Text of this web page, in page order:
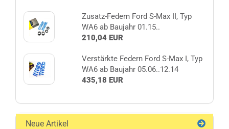
Zusatz-Federn Ford S-Max II, Typ
WA6 ab Baujahr 01.15..
210,04 EUR
Verstärkte Federn Ford S-Max I, Typ
WA6 ab Baujahr 05.06..12.14
435,18 EUR
Neue Artikel